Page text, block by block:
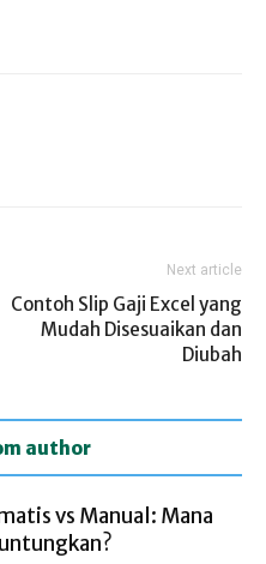
Next article
Contoh Slip Gaji Excel yang
Mudah Disesuaikan dan
Diubah
author
vs Manual: Mana